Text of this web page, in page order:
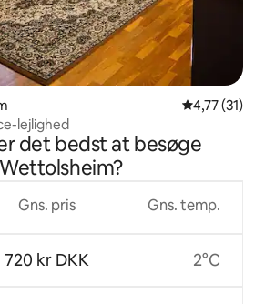
4,77 ud af 5
4,77 (31)
lejlighed
det bedst at besøge
Wettolsheim?
Gns. pris
720 kr DKK
Gns. temp.
2°C